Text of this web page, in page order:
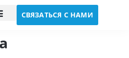
СВЯЗАТЬСЯ С НАМИ